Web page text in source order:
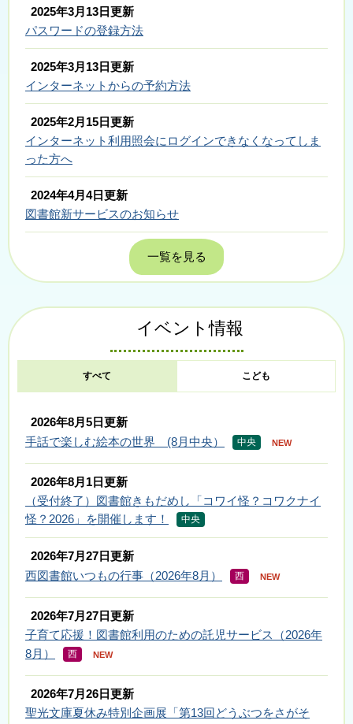
2025年3月13日更新
パスワードの登録方法
2025年3月13日更新
インターネットからの予約方法
2025年2月15日更新
インターネット利用照会にログインできなくなってしま
った方へ
2024年4月4日更新
図書館新サービスのお知らせ
一覧を見る
イベント情報
すべて
2026年8月5日更新
手話で楽しむ絵本の世界 (8月中央）
中央 NEW
2026年8月1日更新
（受付終了）図書館きもだめし「コワイ怪？コワクナイ
怪？2026」を開催します！
中央
2026年7月27日更新
西図書館いつもの行事（2026年8月）
西 NEW
2026年7月27日更新
子育て応援！図書館利用のための託児サービス（2026年
8月）
西 NEW
2026年7月26日更新
聖光文庫夏休み特別企画展「第13回どうぶつをさがそ
こども